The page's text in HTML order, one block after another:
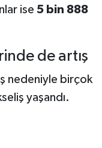
ise 5 bin 888
de artış
nedeniyle birçok
yaşandı.